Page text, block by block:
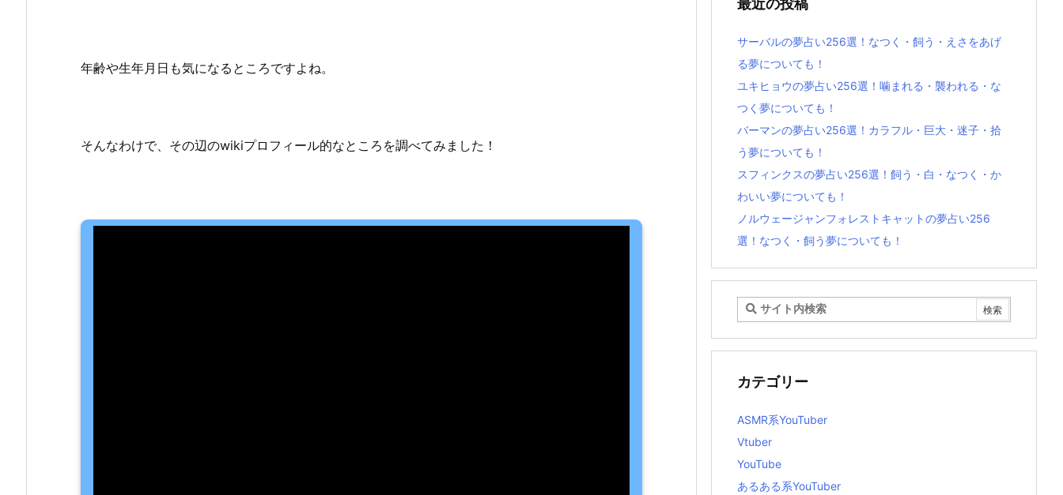
年齢や生年月日も気になるところですよね。
そんなわけで、その辺のwikiプロフィール的なところを調べてみました！
サーバルの夢占い256選！なつく・飼う・えさをあげ
る夢についても！
ユキヒョウの夢占い256選！噛まれる・襲われる・な
つく夢についても！
バーマンの夢占い256選！カラフル・巨大・迷子・拾
う夢についても！
スフィンクスの夢占い256選！飼う・白・なつく・か
わいい夢についても！
ノルウェージャンフォレストキャットの夢占い256
選！なつく・飼う夢についても！
カテゴリー
ASMR系YouTuber
Vtuber
YouTube
あるある系YouTuber